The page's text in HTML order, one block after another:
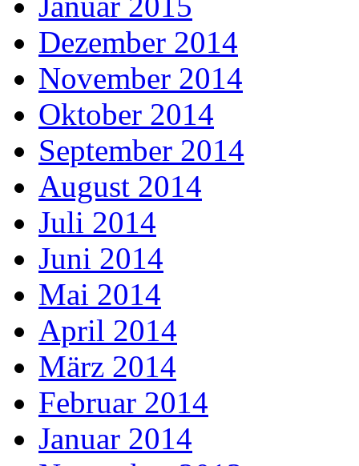
Dezember 2014
November 2014
Oktober 2014
September 2014
August 2014
Juli 2014
Juni 2014
Mai 2014
April 2014
März 2014
Februar 2014
Januar 2014